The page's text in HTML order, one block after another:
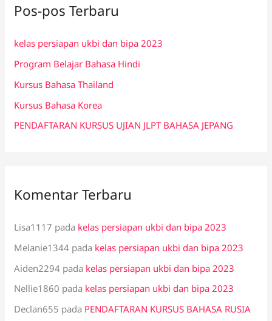
u
t
u
k
:
Pos-pos Terbaru
kelas persiapan ukbi dan bipa 2023
Program Belajar Bahasa Hindi
Kursus Bahasa Thailand
Kursus Bahasa Korea
PENDAFTARAN KURSUS UJIAN JLPT BAHASA JEPANG
Komentar Terbaru
Lisa1117 pada kelas persiapan ukbi dan bipa 2023
Melanie1344 pada kelas persiapan ukbi dan bipa 2023
Aiden2294 pada kelas persiapan ukbi dan bipa 2023
Nellie1860 pada kelas persiapan ukbi dan bipa 2023
Declan655 pada PENDAFTARAN KURSUS BAHASA RUSIA